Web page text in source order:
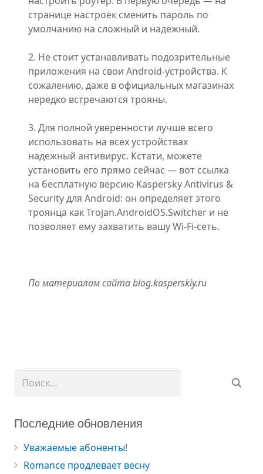
странице настроек сменить пароль по
умолчанию на сложный и надежный.
2. Не стоит устанавливать подозрительные
приложения на свои Android-устройства. К
сожалению, даже в официальных магазинах
нередко встречаются трояны.
3. Для полной уверенности лучше всего
использовать на всех устройствах
надежный антивирус. Кстати, можете
установить его прямо сейчас — вот ссылка
на бесплатную версию Kaspersky Antivirus &
Security для Android: он определяет этого
троянца как Trojan.AndroidOS.Switcher и не
позволяет ему захватить вашу Wi-Fi-сеть.
По материалам сайта blog.kasperskiy.ru
Найти:
Последние обновления
Уважаемые абоненты!
Romance продлевает весну